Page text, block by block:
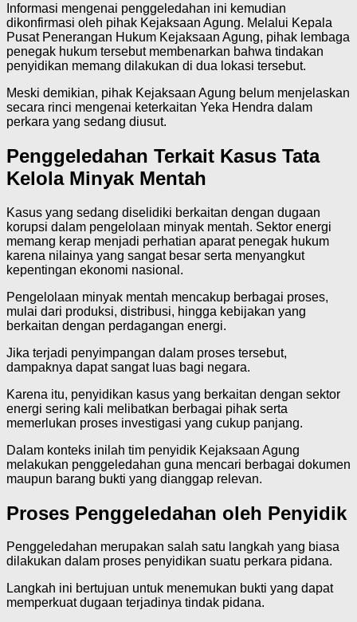
Informasi mengenai penggeledahan ini kemudian
dikonfirmasi oleh pihak Kejaksaan Agung. Melalui Kepala
Pusat Penerangan Hukum Kejaksaan Agung, pihak lembaga
penegak hukum tersebut membenarkan bahwa tindakan
penyidikan memang dilakukan di dua lokasi tersebut.
Meski demikian, pihak Kejaksaan Agung belum menjelaskan
secara rinci mengenai keterkaitan Yeka Hendra dalam
perkara yang sedang diusut.
Penggeledahan Terkait Kasus Tata
Kelola Minyak Mentah
Kasus yang sedang diselidiki berkaitan dengan dugaan
korupsi dalam pengelolaan minyak mentah. Sektor energi
memang kerap menjadi perhatian aparat penegak hukum
karena nilainya yang sangat besar serta menyangkut
kepentingan ekonomi nasional.
Pengelolaan minyak mentah mencakup berbagai proses,
mulai dari produksi, distribusi, hingga kebijakan yang
berkaitan dengan perdagangan energi.
Jika terjadi penyimpangan dalam proses tersebut,
dampaknya dapat sangat luas bagi negara.
Karena itu, penyidikan kasus yang berkaitan dengan sektor
energi sering kali melibatkan berbagai pihak serta
memerlukan proses investigasi yang cukup panjang.
Dalam konteks inilah tim penyidik Kejaksaan Agung
melakukan penggeledahan guna mencari berbagai dokumen
maupun barang bukti yang dianggap relevan.
Proses Penggeledahan oleh Penyidik
Penggeledahan merupakan salah satu langkah yang biasa
dilakukan dalam proses penyidikan suatu perkara pidana.
Langkah ini bertujuan untuk menemukan bukti yang dapat
memperkuat dugaan terjadinya tindak pidana.